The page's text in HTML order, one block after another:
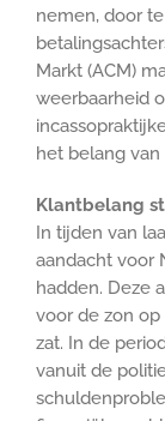
nemen, door
Markt (ACM)
weerbaarheid
het belang
Klantbelang
In tijden van
aandacht voor
hadden. Deze
voor de zon
zat. In de
vanuit de